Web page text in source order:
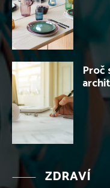
Proč
ZDRAVÍ